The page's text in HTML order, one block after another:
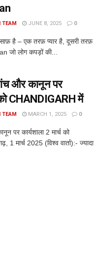
TEAM JUNE 8, 2025 0
है – एक तरफ़ प्यार है, दूसरी तरफ़
जो लोग कपड़ों की...
और कानून पर
को CHANDIGARH में
TEAM MARCH 1, 2025 0
पर कार्यशाला 2 मार्च को
मार्च 2025 (विश्व वार्ता):- ज्यादा